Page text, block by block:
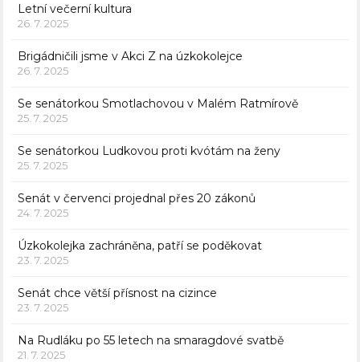
Letní večerní kultura
26. 7. 2025
Brigádničili jsme v Akci Z na úzkokolejce
26. 7. 2025
Se senátorkou Smotlachovou v Malém Ratmírově
25. 7. 2025
Se senátorkou Ludkovou proti kvótám na ženy
25. 7. 2025
Senát v červenci projednal přes 20 zákonů
24. 7. 2025
Úzkokolejka zachráněna, patří se poděkovat
23. 7. 2025
Senát chce větší přísnost na cizince
23. 7. 2025
Na Rudláku po 55 letech na smaragdové svatbě
21. 7. 2025